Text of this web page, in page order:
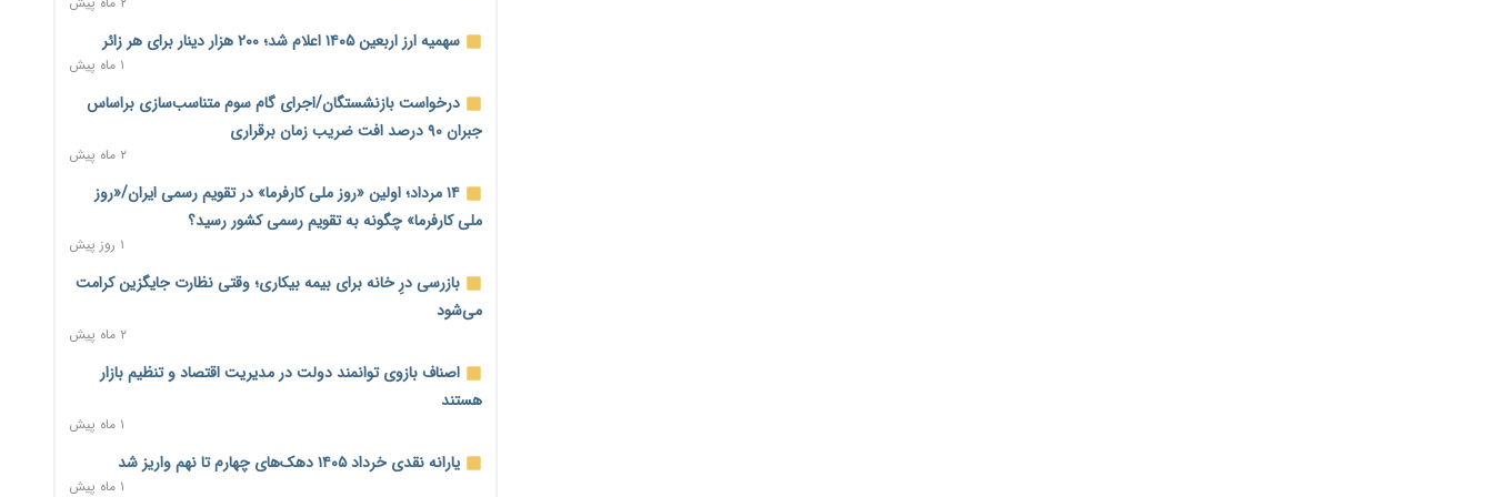
نماینده مجلس: توسعه مرزهای زمینی به راهبرد تأمین کالاهای
اساسی تبدیل شود
خانه کارگر قزوین: شکاف دستمزد و هزینه معیشت هر روز عمیق‌تر
می‌شود
۱ روز پیش
رئیس سازمان امور مالیاتی: بلاگرهای پردرآمد مشمول پرداخت
مالیات هستند
۱ روز پیش
پیش‌بینی افزایش تولید برنج؛ نیاز وارداتی کشور به ۵۰۰ هزار تن
کاهش می‌یابد
۱ روز پیش
میلیارد دلاری
۱ روز پیش
اختیارات جدید گمرکات برای تمدید ورود موقت کالا و خودرو تا
سهمیه ارز اربعین ۱۴۰۵ اعلام شد؛ ۲۰۰ هزار دینار برای هر زائر
۱ ماه پیش
درخواست بازنشستگان/اجرای گام سوم متناسب‌سازی براساس
جبران ۹۰ درصد افت ضریب زمان برقراری
۲ ماه پیش
۱۴ مرداد؛ اولین «روز ملی کارفرما» در تقویم رسمی ایران/«روز
ملی کارفرما» چگونه به تقویم رسمی کشور رسید؟
۱ روز پیش
بازرسی درِ خانه برای بیمه بیکاری؛ وقتی نظارت جایگزین کرامت
می‌شود
۲ ماه پیش
اصناف بازوی توانمند دولت در مدیریت اقتصاد و تنظیم بازار
هستند
۱ ماه پیش
یارانه نقدی خرداد ۱۴۰۵ دهک‌های چهارم تا نهم واریز شد
۱ ماه پیش